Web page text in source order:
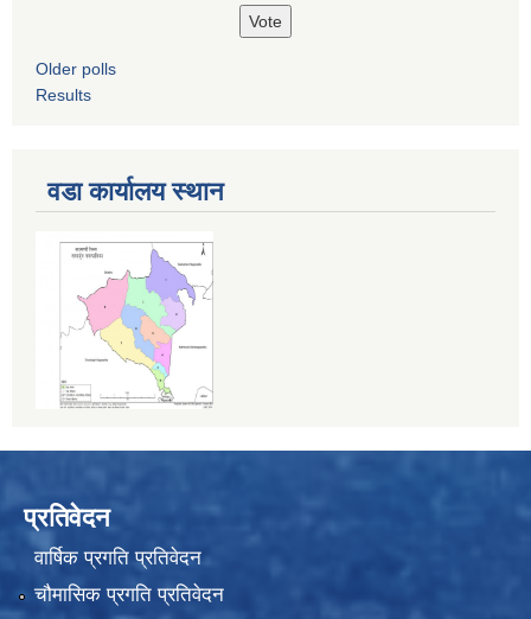
Older polls
Results
वडा कार्यालय स्थान
प्रतिवेदन
वार्षिक प्रगति प्रतिवेदन
चौमासिक प्रगति प्रतिवेदन